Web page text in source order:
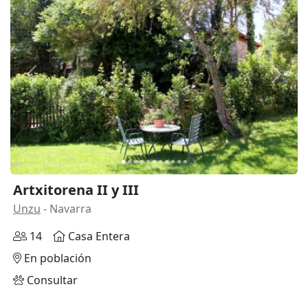
Anterior
Artxitorena II y III
Unzu - Navarra
14
Casa Entera
En población
Consultar